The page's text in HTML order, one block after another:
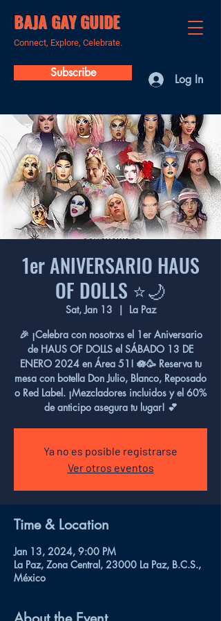
BAJA GAY GUIDE
Connect, Explore, Celebrate.
Subscribe Log In
1er ANIVERSARIO HAUS
OF DOLLS ⭐️🌙
Sat, Jan 13
  |
La Paz
🎉 ¡Celebra con nosotrxs el 1er Aniversario
de HAUS OF DOLLS el SÁBADO 13 DE
ENERO 2024 en Área 51! 🪷🥳 Reserva tu
mesa con botella Don Julio, Blanco, Reposado
o Red Label. ¡Mezcladores incluidos y el 60%
de anticipo asegura tu lugar! 💕
Ya no es posible registrarse
Ver otros eventos
Time & Location
Jan 13, 2024, 9:00 PM
La Paz, Zona Central, 23000 La Paz, B.C.S.,
México